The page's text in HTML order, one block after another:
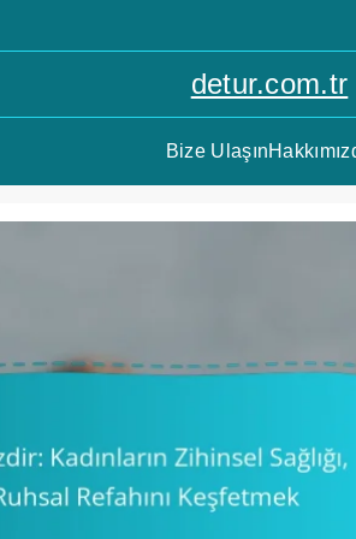
detur.com.tr
Bize Ulaşın